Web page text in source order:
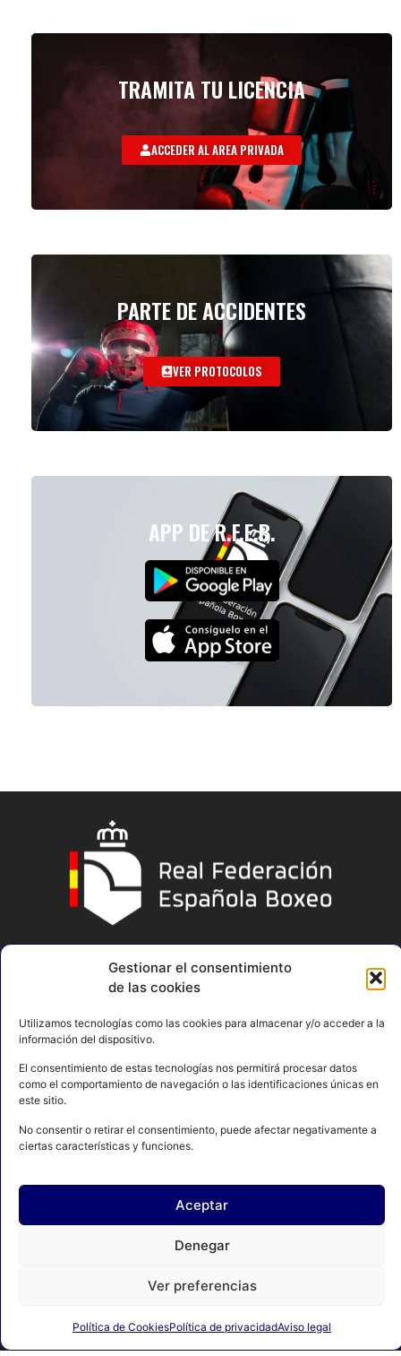
Gestionar el consentimiento
de las cookies
Utilizamos tecnologías como las cookies para almacenar y/o acceder a la
información del dispositivo.
El consentimiento de estas tecnologías nos permitirá procesar datos
como el comportamiento de navegación o las identificaciones únicas en
este sitio.
No consentir o retirar el consentimiento, puede afectar negativamente a
ciertas características y funciones.
Aceptar
Denegar
Ver preferencias
Política de CookiesPolítica de privacidadAviso legal
TRAMITA TU LICENCIA
ACCEDER AL AREA PRIVADA
PARTE DE ACCIDENTES
VER PROTOCOLOS
APP DE R.F.E.B.
AVISO LEGAL
POLÍTICA DE PRIVACIDAD
POLÍTICA DE COOKIES
CONTACTO MAPA DEL SITIO
© 2024 FEDERACIÓN ESPAÑOLA DE BOXEO. C/ FERRAZ, 16 1º